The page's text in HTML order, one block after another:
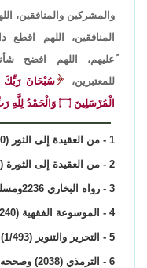
والمشركين والمنافقين،
المنافقين، اللهم اقطع
ًعليهم، اللهم افضح
للمعتبرين،
الْمُرْسَلِينَ ۝ وَالْحَمْدُ لِلَّهِ رَبِّ الْعَالَمِينَ
1 - من العقيدة إلى الثور (50)
2 - من العقيدة إلى الثورة (44)
3 - رواه البخاري 2236ومسلم 1581
4 - الموسوعة الفقهية (3/240) حاشية ابن عابدين.
5 - التحرير والتنوير (1/493)
6 - الترمذي (2038) وصححه الألباني.